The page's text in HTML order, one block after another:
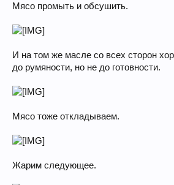
Мясо промыть и обсушить.
И на том же масле со всех сторон
до румяности, но не до готовности.
Мясо тоже откладываем.
Жарим следующее.